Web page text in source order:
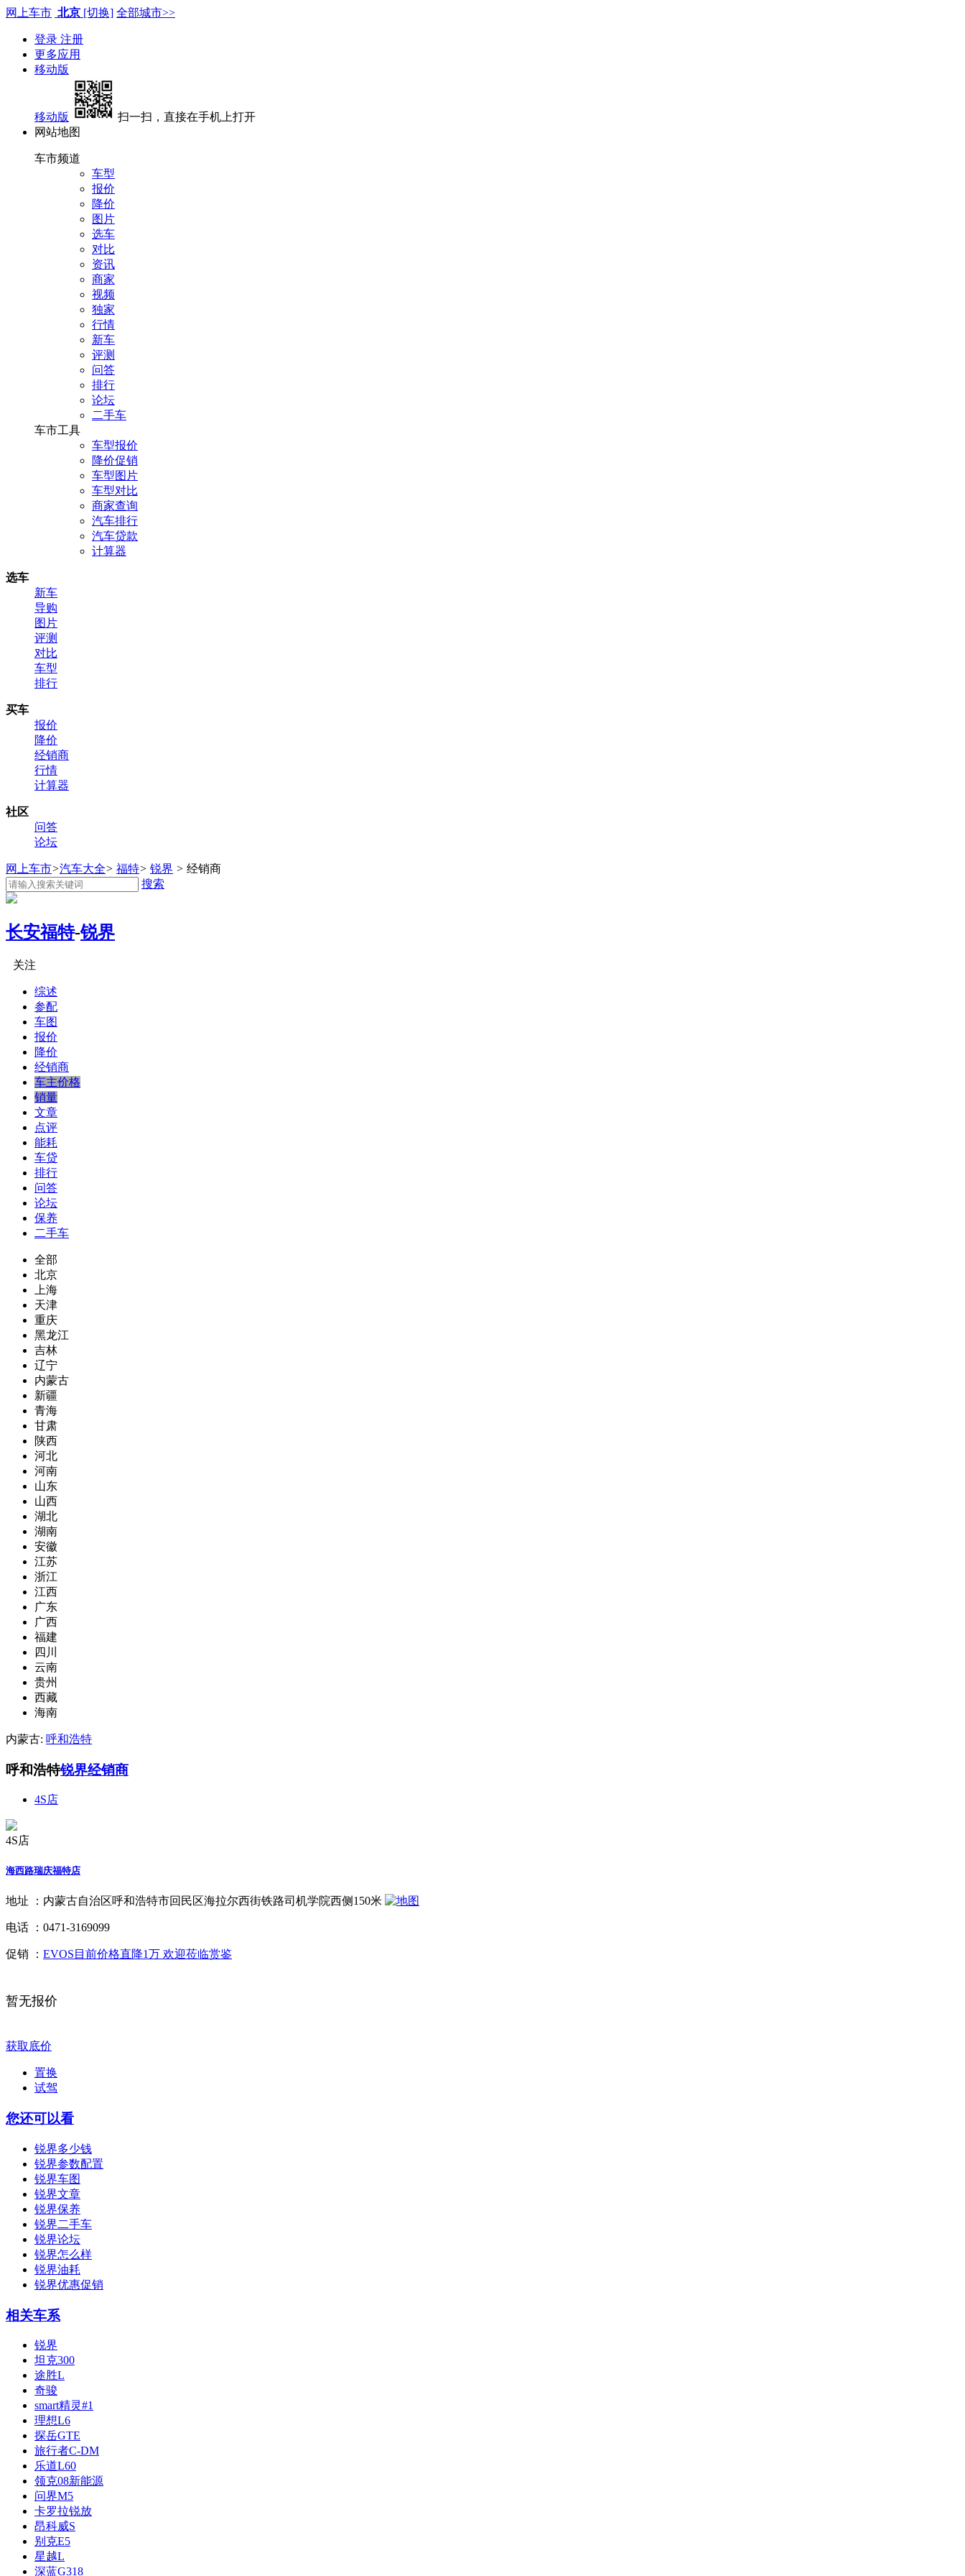
网上车市 北京 [切换] 全部城市>>
登录 注册
更多应用
移动版
移动版
扫一扫，直接在手机上打开
网站地图
车市频道
车型
报价
降价
图片
选车
对比
资讯
商家
视频
独家
行情
新车
评测
问答
排行
论坛
二手车
车市工具
车型报价
降价促销
车型图片
车型对比
商家查询
汽车排行
汽车贷款
计算器
选车
新车
导购
图片
评测
对比
车型
排行
买车
报价
降价
经销商
行情
计算器
社区
问答
论坛
网上车市>汽车大全> 福特> 锐界 > 经销商
搜索
长安福特-锐界
关注
综述
参配
车图
报价
降价
经销商
车主价格
销量
文章
点评
能耗
车贷
排行
问答
论坛
保养
二手车
全部
北京
上海
天津
重庆
黑龙江
吉林
辽宁
内蒙古
新疆
青海
甘肃
陕西
河北
河南
山东
山西
湖北
湖南
安徽
江苏
浙江
江西
广东
广西
福建
四川
云南
贵州
西藏
海南
内蒙古: 呼和浩特
呼和浩特锐界经销商
4S店
4S店
海西路瑞庆福特店
地址 ： 内蒙古自治区呼和浩特市回民区海拉尔西街铁路司机学院西侧150米
电话 ： 0471-3169099
促销 ： EVOS目前价格直降1万 欢迎莅临赏鉴
暂无报价
获取底价
置换
试驾
您还可以看
锐界多少钱
锐界参数配置
锐界车图
锐界文章
锐界保养
锐界二手车
锐界论坛
锐界怎么样
锐界油耗
锐界优惠促销
相关车系
锐界
坦克300
途胜L
奇骏
smart精灵#1
理想L6
探岳GTE
旅行者C-DM
乐道L60
领克08新能源
问界M5
卡罗拉锐放
昂科威S
别克E5
星越L
深蓝G318